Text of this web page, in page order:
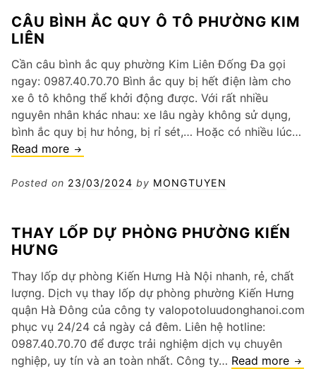
tô
phường
Mai
CÂU BÌNH ẮC QUY Ô TÔ PHƯỜNG KIM
LIÊN
Cần câu bình ắc quy phường Kim Liên Đống Đa gọi
ngay: 0987.40.70.70 Bình ắc quy bị hết điện làm cho
xe ô tô không thể khởi động được. Với rất nhiều
nguyên nhân khác nhau: xe lâu ngày không sử dụng,
bình ắc quy bị hư hỏng, bị rỉ sét,… Hoặc có nhiều lúc…
Read more Câu
ắc
tô
Liên
Posted on 23/03/2024 by MONGTUYEN
THAY LỐP DỰ PHÒNG PHƯỜNG KIẾN
HƯNG
Thay lốp dự phòng Kiến Hưng Hà Nội nhanh, rẻ, chất
lượng. Dịch vụ thay lốp dự phòng phường Kiến Hưng
quận Hà Đông của công ty valopotoluudonghanoi.com
phục vụ 24/24 cả ngày cả đêm. Liên hệ hotline:
0987.40.70.70 để được trải nghiệm dịch vụ chuyên
nghiệp, uy tín và an toàn nhất. Công ty… Read more